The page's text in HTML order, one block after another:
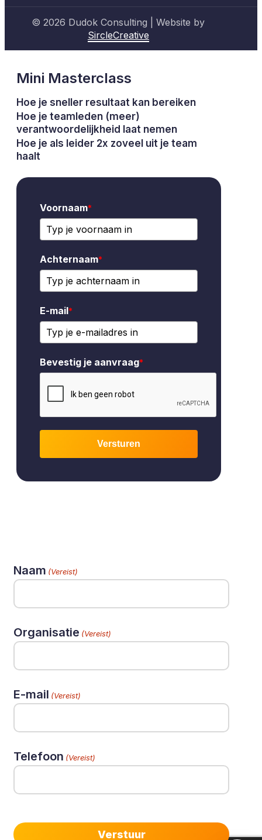
© 2026 Dudok Consulting | Website by
SircleCreative
Mini Masterclass
Hoe je sneller resultaat kan bereiken
Hoe je teamleden (meer)
verantwoordelijkheid laat nemen
Hoe je als leider 2x zoveel uit je team
haalt
Voornaam*
Achternaam*
E-mail*
Bevestig je aanvraag*
Versturen
Naam (Vereist)
Organisatie (Vereist)
E-mail (Vereist)
Telefoon (Vereist)
Verstuur